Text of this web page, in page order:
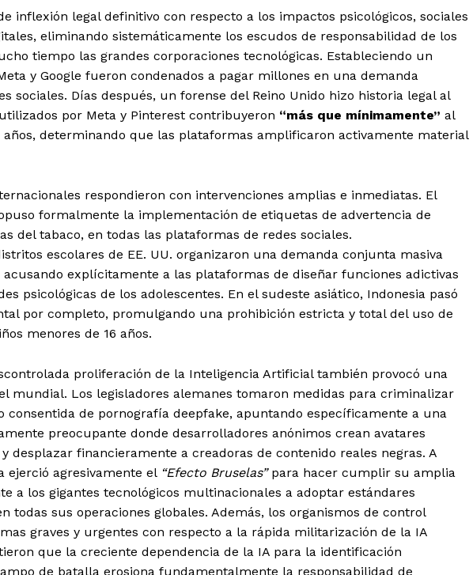
inflexión legal definitivo con respecto a los impactos psicológicos, sociales
eliminando sistemáticamente los escudos de responsabilidad de los
tiempo las grandes corporaciones tecnológicas. Estableciendo un
y Google fueron condenados a pagar millones en una demanda
sociales. Días después, un forense del Reino Unido hizo historia legal al
por Meta y Pinterest contribuyeron “más que mínimamente” al
años, determinando que las plataformas amplificaron activamente material
respondieron con intervenciones amplias e inmediatas. El
formalmente la implementación de etiquetas de advertencia de
del tabaco, en todas las plataformas de redes sociales.
escolares de EE. UU. organizaron una demanda conjunta masiva
acusando explícitamente a las plataformas de diseñar funciones adictivas
psicológicas de los adolescentes. En el sudeste asiático, Indonesia pasó
por completo, promulgando una prohibición estricta y total del uso de
menores de 16 años.
proliferación de la Inteligencia Artificial también provocó una
mundial. Los legisladores alemanes tomaron medidas para criminalizar
consentida de pornografía deepfake, apuntando específicamente a una
preocupante donde desarrolladores anónimos crean avatares
desplazar financieramente a creadoras de contenido reales negras. A
ejerció agresivamente el “Efecto Bruselas”para hacer cumplir su amplia
a los gigantes tecnológicos multinacionales a adoptar estándares
todas sus operaciones globales. Además, los organismos de control
graves y urgentes con respecto a la rápida militarización de la IA
que la creciente dependencia de la IA para la identificación
de batalla erosiona fundamentalmente la responsabilidad de